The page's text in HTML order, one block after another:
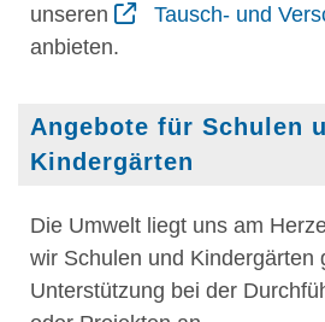
unseren
Tausch- und
anbieten.
Angebote für Schulen
Kindergärten
Die Umwelt liegt uns am
wir Schulen und Kindergärten
Unterstützung bei der